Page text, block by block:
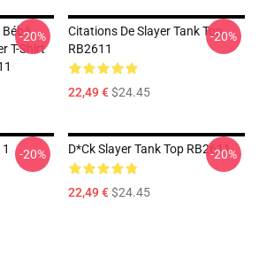
T-Shirt
-20%
Citations De Slayer Tank Top
RB2611
22,49 €$24.45
-20%
-20% D*ck Slayer Tank Top RB2611
22,49 €$24.45
-20%